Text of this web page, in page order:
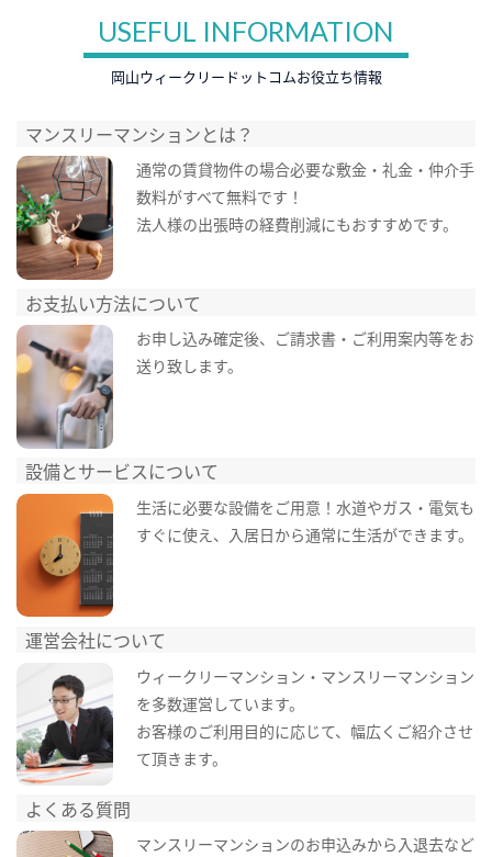
USEFUL INFORMATION
岡山ウィークリードットコムお役立ち情報
マンスリーマンションとは？
通常の賃貸物件の場合必要な敷金・礼金・仲介手
数料がすべて無料です！
法人様の出張時の経費削減にもおすすめです。
お支払い方法について
お申し込み確定後、ご請求書・ご利用案内等をお
送り致します。
設備とサービスについて
生活に必要な設備をご用意！水道やガス・電気も
すぐに使え、入居日から通常に生活ができます。
運営会社について
ウィークリーマンション・マンスリーマンション
を多数運営しています。
お客様のご利用目的に応じて、幅広くご紹介させ
て頂きます。
よくある質問
マンスリーマンションのお申込みから入退去など